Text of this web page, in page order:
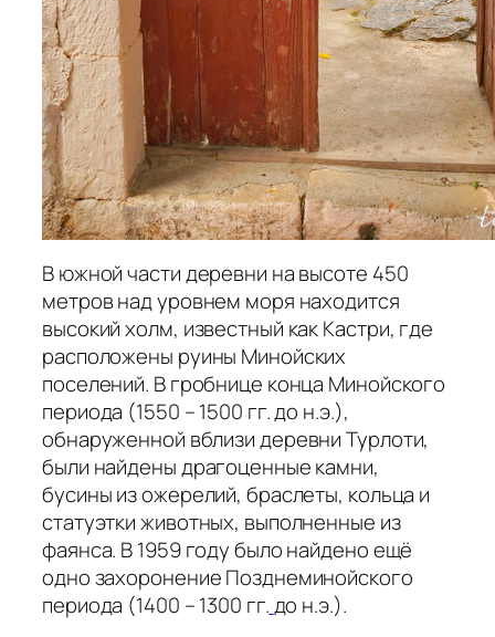
В южной части деревни на высоте 450
метров над уровнем моря находится
высокий холм, известный как Кастри, где
расположены руины Минойских
поселений. В гробнице конца Минойского
периода (1550 – 1500 гг. до н.э.),
обнаруженной вблизи деревни Турлоти,
были найдены драгоценные камни,
бусины из ожерелий, браслеты, кольца и
статуэтки животных, выполненные из
фаянса. В 1959 году было найдено ещё
одно захоронение Позднеминойского
периода (1400 – 1300 гг.до н.э.).